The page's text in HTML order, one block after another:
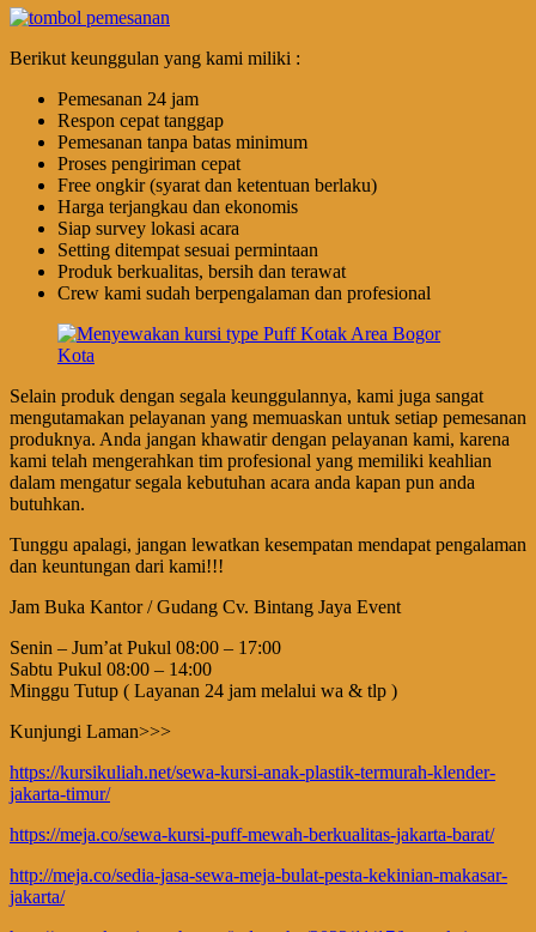
Berikut keunggulan yang kami miliki :
Pemesanan 24 jam
Respon cepat tanggap
Pemesanan tanpa batas minimum
Proses pengiriman cepat
Free ongkir (syarat dan ketentuan berlaku)
Harga terjangkau dan ekonomis
Siap survey lokasi acara
Setting ditempat sesuai permintaan
Produk berkualitas, bersih dan terawat
Crew kami sudah berpengalaman dan profesional
Selain produk dengan segala keunggulannya, kami juga sangat
mengutamakan pelayanan yang memuaskan untuk setiap pemesanan
produknya. Anda jangan khawatir dengan pelayanan kami, karena
kami telah mengerahkan tim profesional yang memiliki keahlian
dalam mengatur segala kebutuhan acara anda kapan pun anda
butuhkan.
Tunggu apalagi, jangan lewatkan kesempatan mendapat pengalaman
dan keuntungan dari kami!!!
Jam Buka Kantor / Gudang Cv. Bintang Jaya Event
Senin – Jum’at Pukul 08:00 – 17:00
Sabtu Pukul 08:00 – 14:00
Minggu Tutup ( Layanan 24 jam melalui wa & tlp )
Kunjungi Laman>>>
https://kursikuliah.net/sewa-kursi-anak-plastik-termurah-klender-
jakarta-timur/
https://meja.co/sewa-kursi-puff-mewah-berkualitas-jakarta-barat/
http://meja.co/sedia-jasa-sewa-meja-bulat-pesta-kekinian-makasar-
jakarta/